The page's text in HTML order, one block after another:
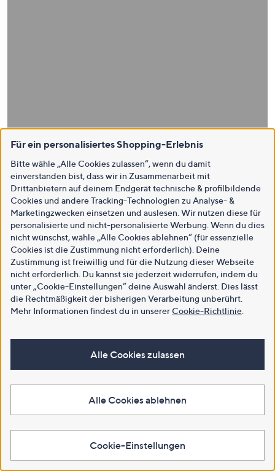
Für ein personalisiertes Shopping-Erlebnis
Bitte wähle „Alle Cookies zulassen“, wenn du damit
einverstanden bist, dass wir in Zusammenarbeit mit
Drittanbietern auf deinem Endgerät technische & profilbildende
Cookies und andere Tracking-Technologien zu Analyse- &
Marketingzwecken einsetzen und auslesen. Wir nutzen diese für
personalisierte und nicht-personalisierte Werbung. Wenn du dies
nicht wünschst, wähle „Alle Cookies ablehnen“ (für essenzielle
Cookies ist die Zustimmung nicht erforderlich). Deine
Zustimmung ist freiwillig und für die Nutzung dieser Webseite
nicht erforderlich. Du kannst sie jederzeit widerrufen, indem du
unter „Cookie-Einstellungen“ deine Auswahl änderst. Dies lässt
die Rechtmäßigkeit der bisherigen Verarbeitung unberührt.
Mehr Informationen findest du in unsererCookie-Richtlinie
Alle Cookies zulassen
Alle Cookies ablehnen
Cookie-Einstellungen